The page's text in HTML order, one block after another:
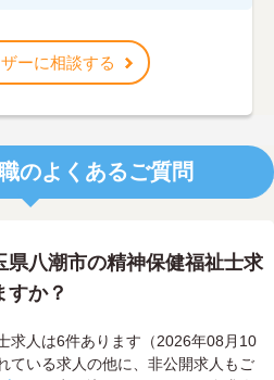
ーに相談する
のよくあるご質問
県八潮市の精神保健福祉士求
すか？
求人は6件あります（2026年08月10
ている求人の他に、非公開求人もご